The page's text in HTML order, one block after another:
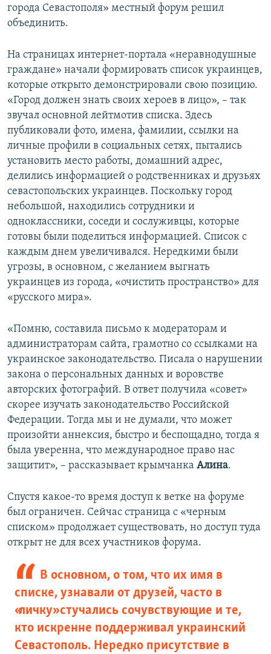
города Севастополя» местный форум решил
объединить.
На страницах интернет-портала «неравнодушные
граждане» начали формировать список украинцев,
которые открыто демонстрировали свою позицию.
«Город должен знать своих хероев в лицо», – так
звучал основной лейтмотив списка. Здесь
публиковали фото, имена, фамилии, ссылки на
личные профили в социальных сетях, пытались
установить место работы, домашний адрес,
делились информацией о родственниках и друзьях
севастопольских украинцев. Поскольку город
небольшой, находились сотрудники и
одноклассники, соседи и сослуживцы, которые
готовы были поделиться информацией. Список с
каждым днем увеличивался. Нередкими были
угрозы, в основном, с желанием выгнать
украинцев из города, «очистить пространство» для
«русского мира».
«Помню, составила письмо к модераторам и
администраторам сайта, грамотно со ссылками на
украинское законодательство. Писала о нарушении
закона о персональных данных и воровстве
авторских фотографий. В ответ получила «совет»
скорее изучать законодательство Российской
Федерации. Тогда мы и не думали, что может
произойти аннексия, быстро и беспощадно, тогда я
была уверенна, что международное право нас
защитит», – рассказывает крымчанка Алина.
Спустя какое-то время доступ к ветке на форуме
был ограничен. Сейчас страница с «черным
списком» продолжает существовать, но доступ туда
открыт не для всех участников форума.
В основном, о том, что их имя в
списке, узнавали от друзей, часто в
«личку» стучались сочувствующие и те,
кто искренне поддерживал украинский
Севастополь. Нередко присутствие в